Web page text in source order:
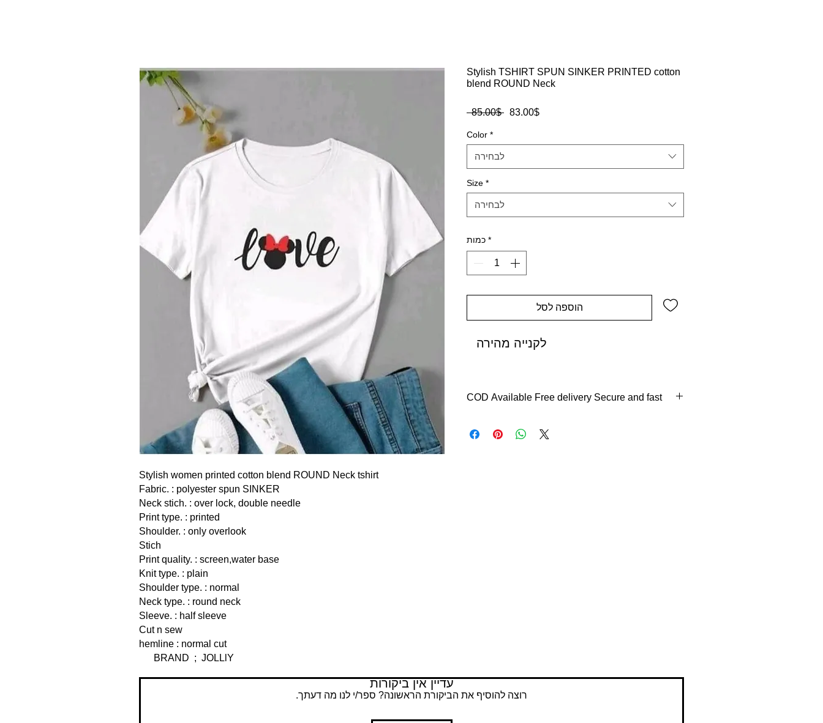
Stylish women printed cotton blend ROUND Neck tshirt
Fabric. : polyester spun SINKER
Neck stich. : over lock, double needle
Print type. : printed
Shoulder. : only overlook
Stich
Print quality. : screen,water base
Knit type. : plain
Shoulder type. : normal
Neck type. : round neck
Sleeve. : half sleeve
Cut n sew
hemline : normal cut
BRAND ; JOLLlY
Stylish TSHIRT SPUN SINKER PRINTED cotton
blend ROUND Neck
‏85.00 ‏$ מחיר
‏83.00 ‏$מחיר
Color *
לבחירה
Size *
לבחירה
כמות *
הוספה לסל
לקנייה מהירה
COD Available Free delivery Secure and fast
Return with in 7 days of delivery
עדיין אין ביקורות
רוצה להוסיף את הביקורת הראשונה? ספר/י לנו מה דעתך.